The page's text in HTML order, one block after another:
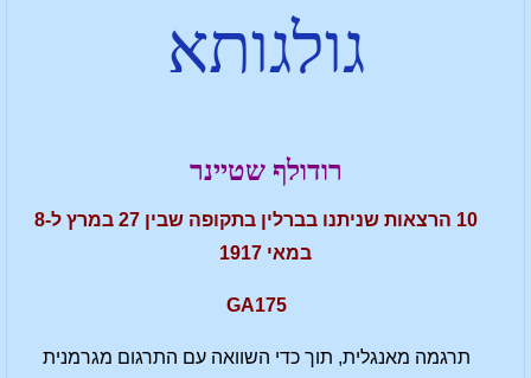
גולגותא
רודולף שטיינר
10 הרצאות שניתנו בברלין בתקופה שבין 27 במרץ ל-8
במאי 1917
GA175
תרגמה מאנגלית, תוך כדי השוואה עם התרגום מגרמנית